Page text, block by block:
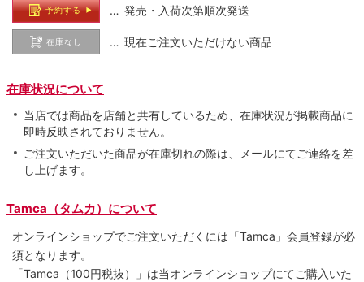
予約する … 発売・入荷次第順次発送
在庫なし … 現在ご注文いただけない商品
在庫状況について
当店では商品を店舗と共有しているため、在庫状況が掲載商品に
即時反映されておりません。
ご注文いただいた商品が在庫切れの際は、メールにてご連絡を差
し上げます。
Tamca（タムカ）について
オンラインショップでご注⽂いただくには「Tamca」会員登録が必
須となります。
「Tamca （100円税抜）
」は当オンラインショップにてご購⼊いた